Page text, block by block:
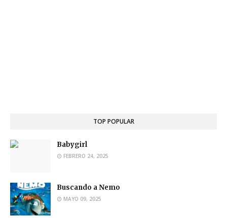
TOP POPULAR
Babygirl
FEBRERO 24, 2025
Buscando a Nemo
MAYO 09, 2025